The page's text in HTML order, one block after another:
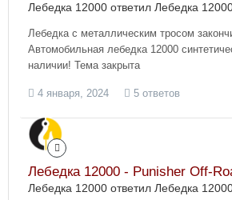
Лебедка 12000 ответил Лебедка
Лебедка с металлическим тросом
Автомобильная лебедка 12000
наличии! Тема закрыта
4 января, 2024 5 ответов
Лебедка 12000 - Punisher Off-
Лебедка 12000 ответил Лебедка